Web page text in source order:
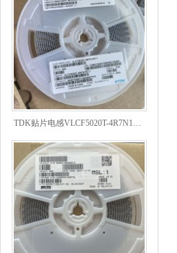
TDK贴片电感VLCF5020T-4R7N1R7-1